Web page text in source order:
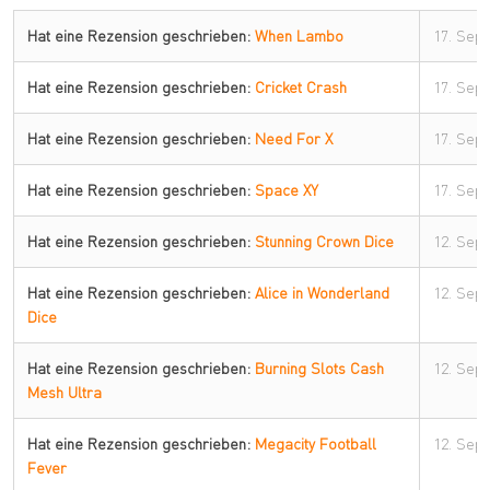
Hat eine Rezension geschrieben: When Lambo 17.
Hat eine Rezension geschrieben: Cricket Crash 17.
Hat eine Rezension geschrieben: Need For X 17.
Hat eine Rezension geschrieben: Space XY 17.
Hat eine Rezension geschrieben: Stunning Crown Dice 12.
Hat eine Rezension geschrieben: Alice in Wonderland
Dice
12.
Hat eine Rezension geschrieben: Burning Slots Cash
Mesh Ultra
12.
Hat eine Rezension geschrieben: Megacity Football
Fever
12.